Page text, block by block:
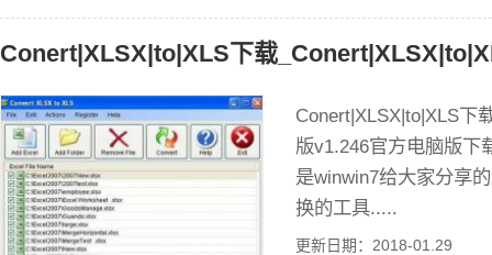
Conert|XLSX|to|XLS下载
Conert|XLSX|to|XLS下
版v1.246官方电脑版
是winwin7给大家分享
换的工具.....
更新日期：2018-01.29